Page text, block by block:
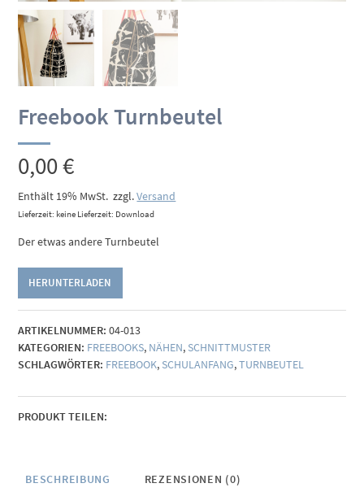
Freebook Turnbeutel
0,00€
Enthält 19% MwSt. zzgl.Versand
Lieferzeit: keine Lieferzeit: Download
Der etwas andere Turnbeutel
HERUNTERLADEN
ARTIKELNUMMER: 04-013
KATEGORIEN: FREEBOOKS, NÄHEN, SCHNITTMUSTER
SCHLAGWÖRTER: FREEBOOK, SCHULANFANG,TURNBEUTEL
PRODUKT TEILEN:
BESCHREIBUNG REZENSIONEN (0)